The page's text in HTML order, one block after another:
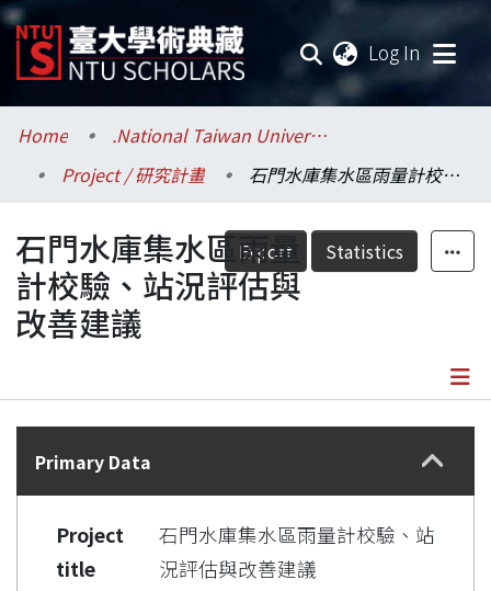
Log In
Communities & Collections
Research Outputs
Fundings & Projects
Researchers
Statistics
Home
.National Taiwan University / 國立臺灣大學
Project / 研究計畫
石門水庫集水區雨量計校驗、站況評估與改善建議
Export Statistics
石門水庫集水區雨量
計校驗、站況評估與
改善建議
Details
Primary Data
Project
title
石門水庫集水區雨量計校驗、站
況評估與改善建議